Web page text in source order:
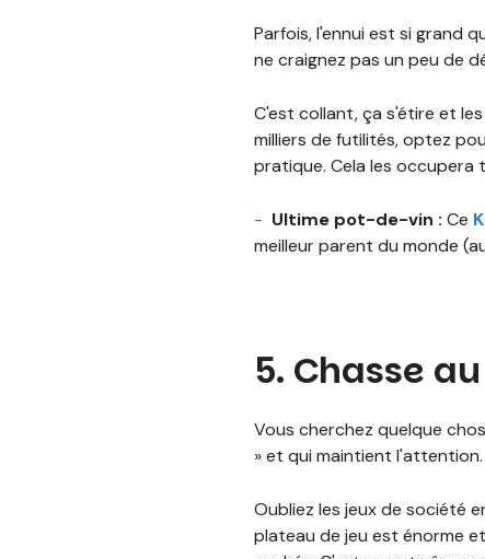
Parfois, l'ennui est si grand
ne craignez pas un peu de
C'est collant, ça s'étire et
milliers de futilités, optez
pratique. Cela les occupera
Ultime pot-de-vin : Ce
meilleur parent du monde
5. Chasse
Vous cherchez quelque
» et qui maintient l'attention.
Oubliez les jeux de société
plateau de jeu est énorme